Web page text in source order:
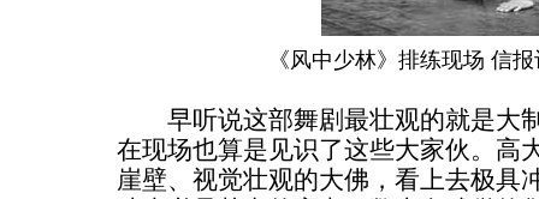
《风中少林》排练现场 信
早听说这部舞剧最壮观的就是大
在现场也算是见识了这些大家伙。高
崖壁、视觉壮观的大佛，看上去极具